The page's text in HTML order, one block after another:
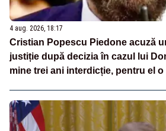
4 aug. 2026, 18:17
Cristian Popescu Piedone acuză
justiție după decizia în cazul lui
mine trei ani interdicție, pentru el o